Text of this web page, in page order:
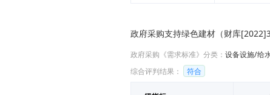
政府采购支持绿色建材（财库
政府采购《需求标准》分类： 设备设施/给
综合评判结果：
符合